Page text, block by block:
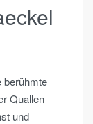
berühmte
Quallen
und